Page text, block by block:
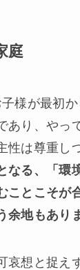
庭
様が最初
あり、やっ
性は尊重し
なる、「環
ことこそが
余地もあり
哀想と捉え